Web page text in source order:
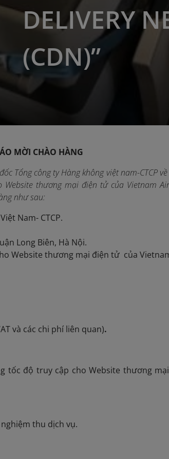
DELIVERY
(CDN)”
MỜI CHÀO HÀNG
Tổng công ty Hàng không việt nam-CTCP
thương mại điện tử của Vietnam
như sau:
Nam- CTCP.
Long Biên, Hà Nội.
Website thương mại điện tử của
và các chi phí liên quan).
độ truy cập cho Website thương
thu dịch vụ.